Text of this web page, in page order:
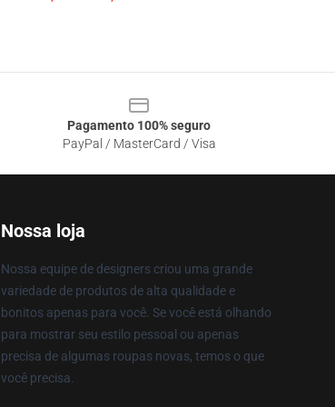
Pagamento 100% seguro
PayPal / MasterCard / Visa
Nossa loja
Nossa equipe de designers criou uma grande
variedade de produtos de alta qualidade e
bonitos apenas para você. Se você está olhando
para mostrar seu estilo pessoal ou apenas
precisa de algumas roupas novas, temos o que
você precisa.